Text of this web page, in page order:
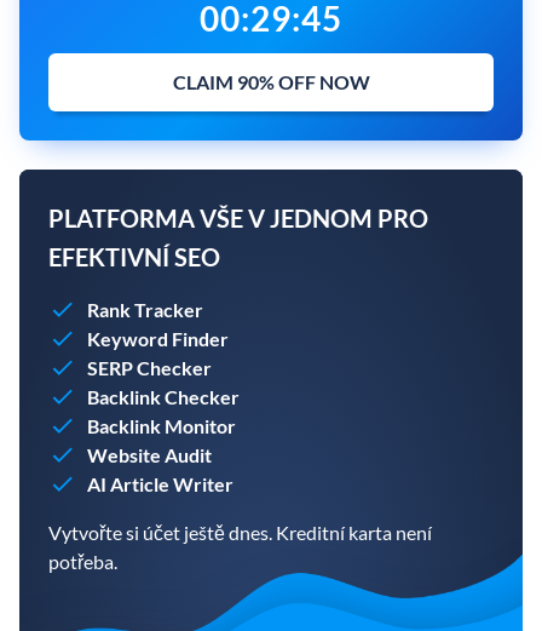
00:29:43
CLAIM 90% OFF NOW
PLATFORMA VŠE V JEDNOM PRO
EFEKTIVNÍ SEO
Rank Tracker
Keyword Finder
SERP Checker
Backlink Checker
Backlink Monitor
Website Audit
AI Article Writer
Vytvořte si účet ještě dnes. Kreditní karta není
potřeba.